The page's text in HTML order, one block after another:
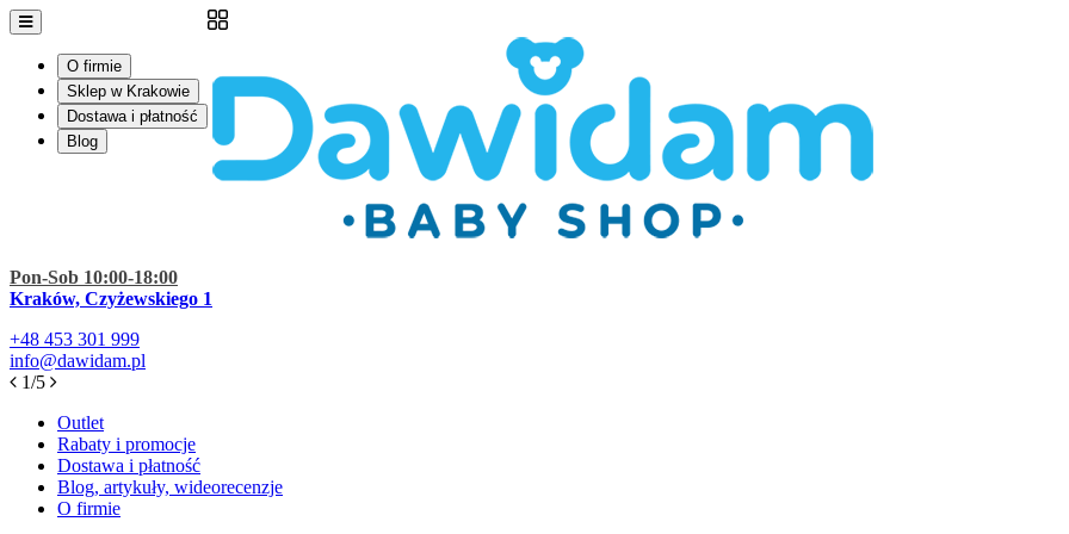
O firmie
Sklep w Krakowie
Dostawa i płatność
Blog
Pon-Sob 10:00-18:00
Kraków, Czyżewskiego 1
+48 453 301 999
info@dawidam.pl
1/5
Outlet
Rabaty i promocje
Dostawa i płatność
Blog, artykuły, wideorecenzje
O firmie